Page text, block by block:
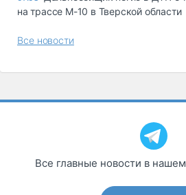
на трассе М-10 в Тверской области
Все новости
Все главные новости в